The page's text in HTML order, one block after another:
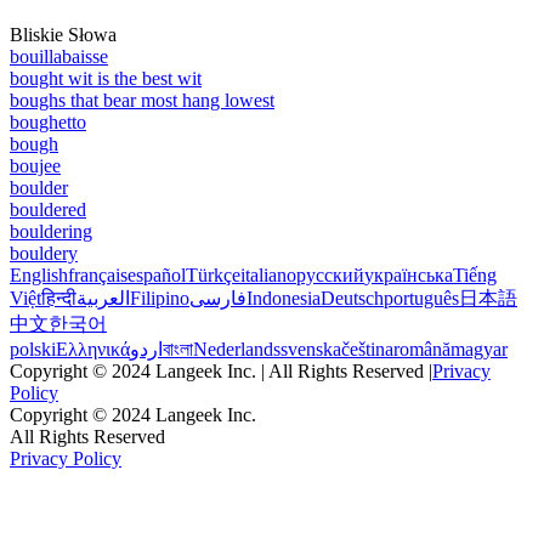
Bliskie Słowa
bouillabaisse
bought wit is the best wit
boughs that bear most hang lowest
boughetto
bough
boujee
boulder
bouldered
bouldering
bouldery
EnglishfrançaisespañolTürkçeitalianoрусскийукраїнськаTiếng
Việtहिन्दीالعربية FilipinoفارسیIndonesiaDeutschportuguês日本語
中文한국어
polskiΕλληνικάاردو বাংলাNederlandssvenskačeštinaromânămagyar
Copyright © 2024 Langeek Inc. | All Rights Reserved |Privacy
Policy
Copyright © 2024 Langeek Inc.
All Rights Reserved
Privacy Policy